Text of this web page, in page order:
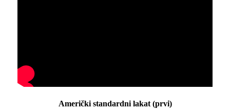
Američki standardni lakat (prvi)